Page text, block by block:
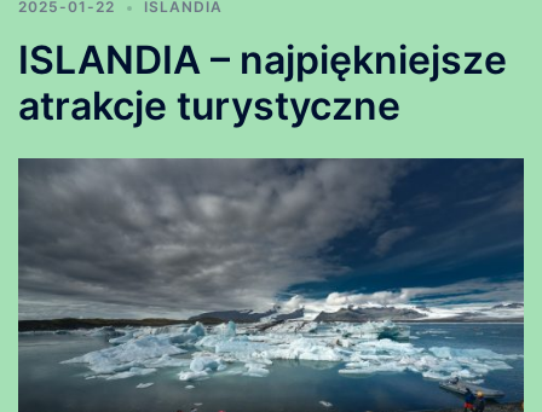
2025-01-22 ISLANDIA
ISLANDIA – najpiękniejsze
atrakcje turystyczne